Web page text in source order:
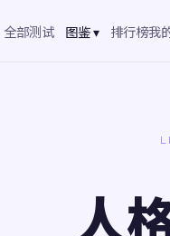
全部测试 图鉴 ▾ 排行榜我
人